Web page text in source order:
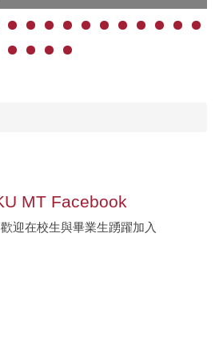
MT Facebook
迎在校生與畢業生踴躍加入